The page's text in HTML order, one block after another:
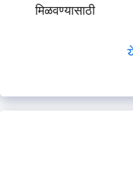
मिळवण्यासाठी